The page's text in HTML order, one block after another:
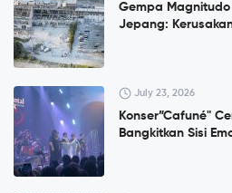
Gempa
Jepang:
July 23, 2026
Konser”Cafuné"
Bangkitkan Sisi